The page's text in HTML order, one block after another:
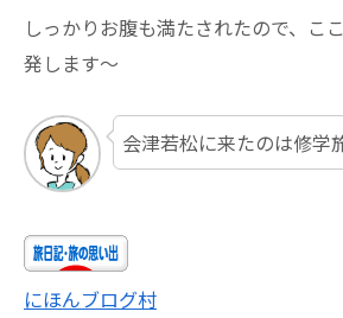
しっかりお腹も満たされたので、こ
発します～
会津若松に来たのは修学
にほんブログ村